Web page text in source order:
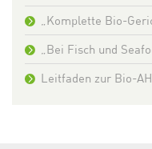
„Komplette Bio-
„Bei Fisch und
Leitfaden zur Bio-